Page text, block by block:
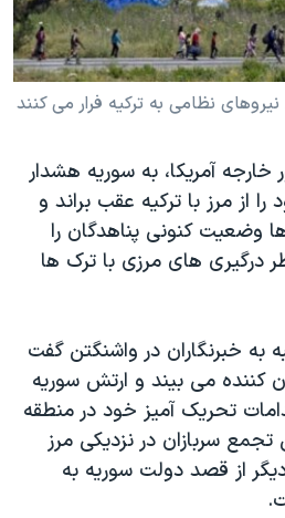
۲۰۲۴
ایران
نظامی به ترکیه فرار می کنند
خارجه آمریکا، به سوريه هشدار
از مرز با ترکيه عقب براند و
وضعيت کنونی پناهدگان را
درگيری های مرزی با ترک ها
به خبرنگاران در واشنگتن گفت
کننده می بيند و ارتش سوريه
تحريک آميز خود در منطقه
تجمع سربازان در نزديکی مرز
از قصد دولت سوريه به